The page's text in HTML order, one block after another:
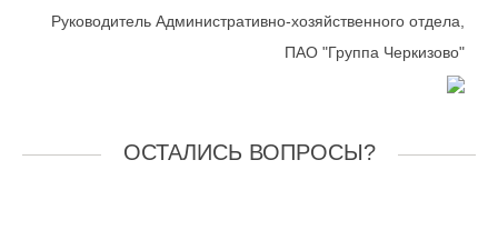
Руководитель Административно-хозяйственного отдела,
ПАО "Группа Черкизово"
ОСТАЛИСЬ ВОПРОСЫ?